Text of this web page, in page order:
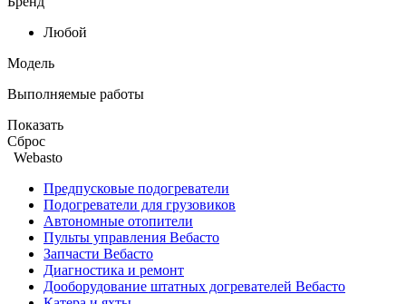
Любой
Модель
Выполняемые работы
Показать
Сброс
Webasto
Предпусковые подогреватели
Подогреватели для грузовиков
Автономные отопители
Пульты управления Вебасто
Запчасти Вебасто
Диагностика и ремонт
Дооборудование штатных догревателей Вебасто